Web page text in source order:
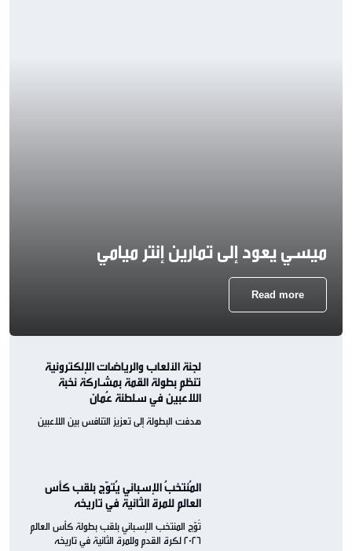
ميسي يعود إلى تمارين إنتر ميامي
Read more
لجنة الألعاب والرياضات الإلكترونية
تنظم بطولة القمة بمشاركة نخبة
اللاعبين في سلطنة عُمان
هدفت البطولة إلى تعزيز التنافس بين اللاعبين
المُنتخبُ الإسباني يُتوّج بلقب كأس
العالم للمرة الثانية في تاريخه
تُوّج المنتخب الإسباني بلقب بطولة كأس العالم
2026 لكرة القدم وللمرة الثانية في تاريخه